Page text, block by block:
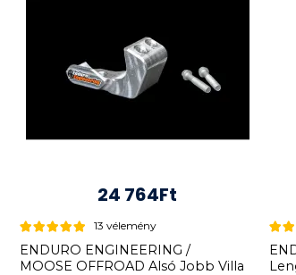
24 764Ft
13 vélemény
ENDURO ENGINEERING /
MOOSE OFFROAD Alsó Jobb Villa